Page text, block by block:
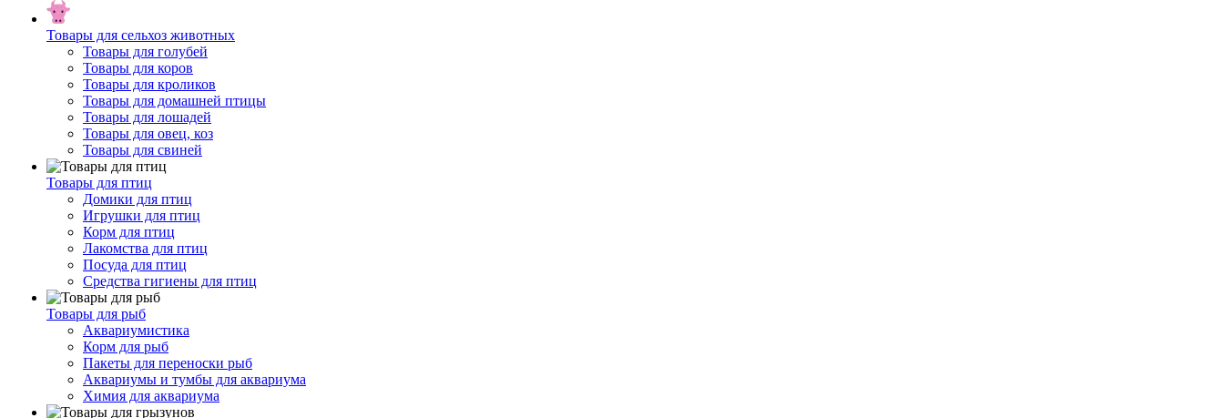
Товары для сельхоз животных
Товары для голубей
Товары для коров
Товары для кроликов
Товары для домашней птицы
Товары для лошадей
Товары для овец, коз
Товары для свиней
Товары для птиц
Домики для птиц
Игрушки для птиц
Корм для птиц
Лакомства для птиц
Посуда для птиц
Средства гигиены для птиц
Товары для рыб
Аквариумистика
Корм для рыб
Пакеты для переноски рыб
Аквариумы и тумбы для аквариума
Химия для аквариума